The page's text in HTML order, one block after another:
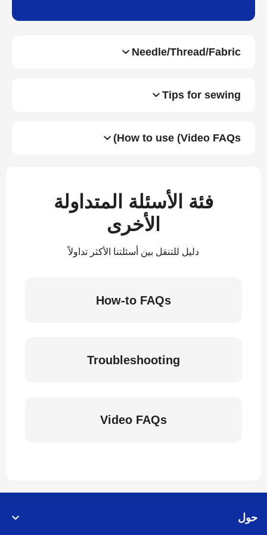
Needle/Thread/Fabric
Tips for sewing
How to use (Video FAQs)
فئة الأسئلة المتداولة
الأخرى
دليل للتنقل بين أسئلتنا الأكثر تداولاً
How-to FAQs
Troubleshooting
Video FAQs
حول